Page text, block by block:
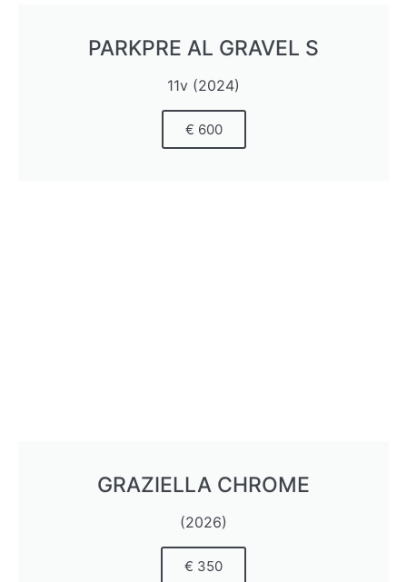
PARKPRE AL GRAVEL S
11v (2024)
€ 600
GRAZIELLA CHROME
(2026)
€ 350